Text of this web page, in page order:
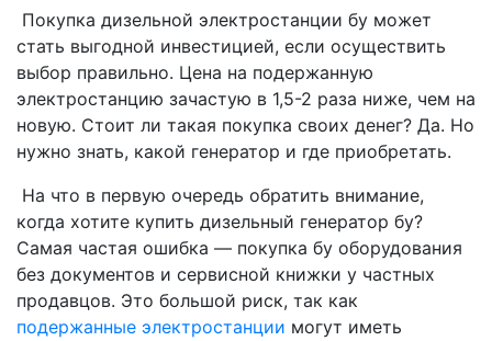
Покупка дизельной электростанции бу может
стать выгодной инвестицией, если осуществить
выбор правильно. Цена на подержанную
электростанцию зачастую в 1,5-2 раза ниже, чем на
новую. Стоит ли такая покупка своих денег? Да. Но
нужно знать, какой генератор и где приобретать.
На что в первую очередь обратить внимание,
когда хотите купить дизельный генератор бу?
Самая частая ошибка — покупка бу оборудования
без документов и сервисной книжки у частных
продавцов. Это большой риск, так как
подержанные электростанции могут иметь